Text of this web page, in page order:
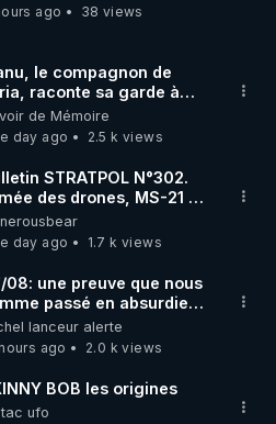
ago
38 views
le compagnon de
raconte sa garde à
musclée. PARTAGEZ!
de Mémoire
day ago
2.5 k views
STRATPOL N°302.
des drones, MS-21 en
missiles coréens.
day ago
1.7 k views
08: une preuve que nous
passé en absurdie
dictature qui veut faire
ses opposant !
lanceur alerte
ago
2.0 k views
BOB les origines
ufo